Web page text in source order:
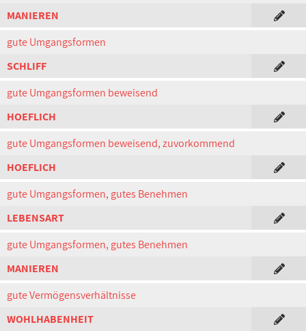
MANIEREN
gute Umgangsformen
SCHLIFF
gute Umgangsformen beweisend
HOEFLICH
gute Umgangsformen beweisend, zuvorkommend
HOEFLICH
gute Umgangsformen, gutes Benehmen
LEBENSART
gute Umgangsformen, gutes Benehmen
MANIEREN
gute Vermögensverhältnisse
WOHLHABENHEIT